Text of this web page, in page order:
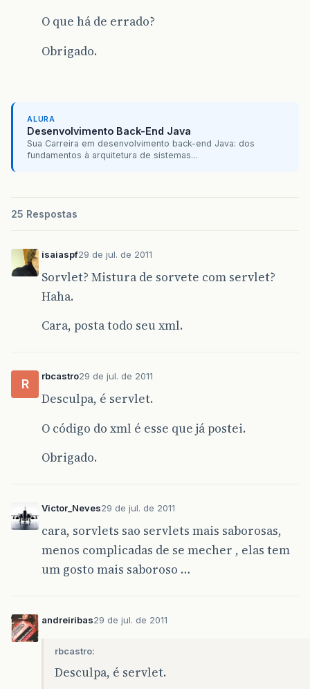
O que há de errado?
Obrigado.
ALURA
Desenvolvimento Back-End Java
Sua Carreira em desenvolvimento back-end Java: dos
fundamentos à arquitetura de sistemas...
25 Respostas
isaiaspf29 de jul. de 2011
Sorvlet? Mistura de sorvete com servlet?
Haha.
Cara, posta todo seu xml.
R
rbcastro29 de jul. de 2011
Desculpa, é servlet.
O código do xml é esse que já postei.
Obrigado.
Victor_Neves29 de jul. de 2011
cara, sorvlets sao servlets mais saborosas,
menos complicadas de se mecher , elas tem
um gosto mais saboroso …
andreiribas29 de jul. de 2011
rbcastro:
Desculpa, é servlet.